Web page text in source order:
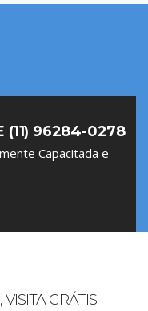
(11) 96284-0278
Capacitada e
GRÁTIS